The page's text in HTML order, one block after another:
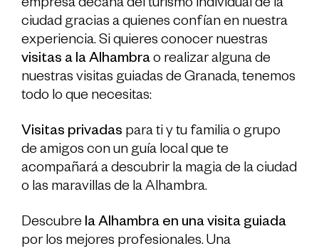
empresa decana del turismo individual de la
ciudad gracias a quienes confían en nuestra
experiencia. Si quieres conocer nuestras
visitas a la Alhambrao realizar alguna de
nuestras visitas guiadas de Granada, tenemos
todo lo que necesitas:
Visitas privadas para ti y tu familia o grupo
de amigos con un guía local que te
acompañará a descubrir la magia de la ciudad
o las maravillas de la Alhambra.
Descubre la Alhambra en una visita guiada
por los mejores profesionales.Una